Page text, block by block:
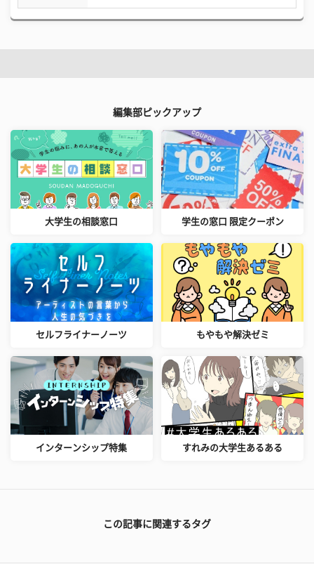
編集部ピックアップ
大学生の相談窓口 学生の窓口 限定クーポン
セルフライナーノーツ もやもや解決ゼミ
インターンシップ特集 すれみの大学生あるある
この記事に関連するタグ